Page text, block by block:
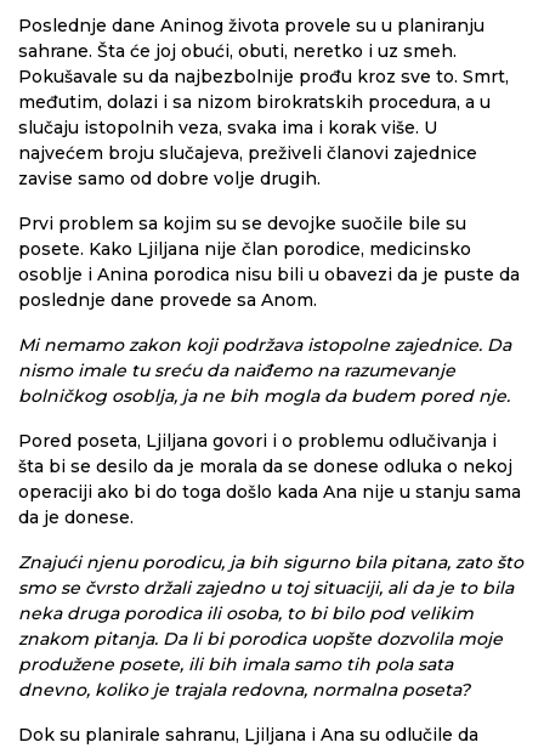
Poslednje dane Aninog života provele su u planiranju
sahrane. Šta će joj obući, obuti, neretko i uz smeh.
Pokušavale su da najbezbolnije prođu kroz sve to. Smrt,
međutim, dolazi i sa nizom birokratskih procedura, a u
slučaju istopolnih veza, svaka ima i korak više. U
najvećem broju slučajeva, preživeli članovi zajednice
zavise samo od dobre volje drugih.
Prvi problem sa kojim su se devojke suočile bile su
posete. Kako Ljiljana nije član porodice, medicinsko
osoblje i Anina porodica nisu bili u obavezi da je puste da
poslednje dane provede sa Anom.
Mi nemamo zakon koji podržava istopolne zajednice. Da
nismo imale tu sreću da naiđemo na razumevanje
bolničkog osoblja, ja ne bih mogla da budem pored nje.
Pored poseta, Ljiljana govori i o problemu odlučivanja i
šta bi se desilo da je morala da se donese odluka o nekoj
operaciji ako bi do toga došlo kada Ana nije u stanju sama
da je donese.
Znajući njenu porodicu, ja bih sigurno bila pitana, zato što
smo se čvrsto držali zajedno u toj situaciji, ali da je to bila
neka druga porodica ili osoba, to bi bilo pod velikim
znakom pitanja. Da li bi porodica uopšte dozvolila moje
produžene posete, ili bih imala samo tih pola sata
dnevno, koliko je trajala redovna, normalna poseta?
Dok su planirale sahranu, Ljiljana i Ana su odlučile da